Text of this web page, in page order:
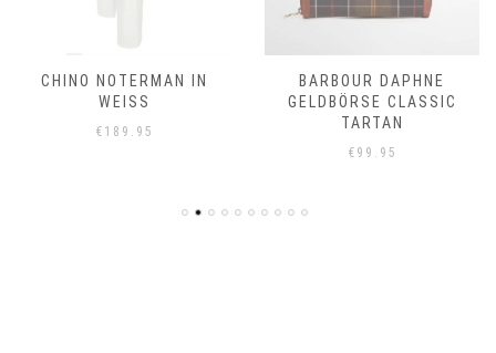
CHINO NOTERMAN IN
WEISS
€ 189.95
BARBOUR DAPHNE
GELDBÖRSE CLASSIC
TARTAN
€ 99.95